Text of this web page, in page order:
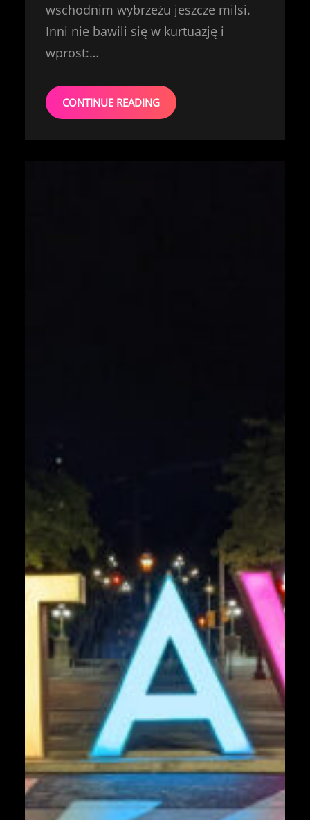
wschodnim wybrzeżu jeszcze milsi.
Inni nie bawili się w kurtuazję i
wprost:…
CONTINUE READING